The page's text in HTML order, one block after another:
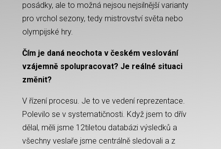
posádky, ale to možná nejsou nejsilnější varianty
pro vrchol sezony, tedy mistrovství světa nebo
olympijské hry.
Čím je daná neochota v českém veslování
vzájemně spolupracovat? Je reálné situaci
změnit?
V řízení procesu. Je to ve vedení reprezentace.
Polevilo se v systematičnosti. Když jsem to dřív
dělal, měli jsme 12tiletou databázi výsledků a
všechny veslaře jsme centrálně sledovali a z